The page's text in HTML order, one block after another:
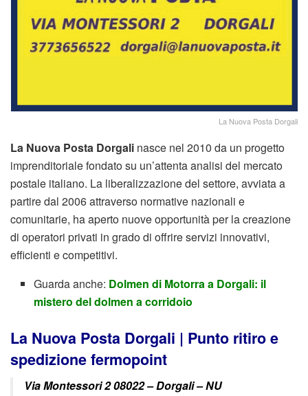
La Nuova Posta Dorgali
La Nuova Posta Dorgali nasce nel 2010 da un progetto
imprenditoriale fondato su un’attenta analisi del mercato
postale italiano. La liberalizzazione del settore, avviata a
partire dal 2006 attraverso normative nazionali e
comunitarie, ha aperto nuove opportunità per la creazione
di operatori privati in grado di offrire servizi innovativi,
efficienti e competitivi.
Guarda anche: Dolmen di Motorra a Dorgali: il
mistero del dolmen a corridoio
La Nuova Posta Dorgali | Punto ritiro e
spedizione fermopoint
Via Montessori 2 08022 – Dorgali – NU